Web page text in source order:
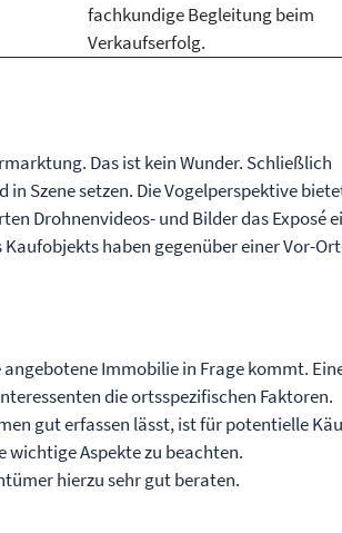
Das ist kein Wunder. Schließlich
Szene setzen. Die Vogelperspektive
Drohnenvideos- und Bilder das Exposé
haben gegenüber einer Vor-
Immobilie in Frage kommt.
die ortsspezifischen Faktoren.
gut erfassen lässt, ist für potentielle
wichtige Aspekte zu beachten.
hierzu sehr gut beraten.